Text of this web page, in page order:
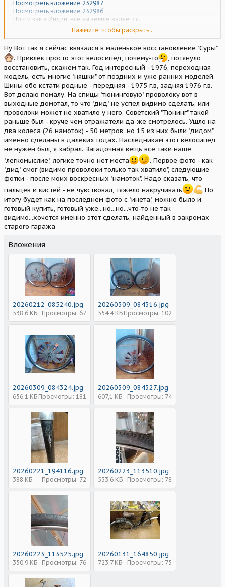
Посмотреть вложение 232987
Посмотреть вложение 232986
Почти как в Индии, все на земле валяется.
Посмотреть вложение 232985
Каждый раз когда возникает соблазн купить очередную
колхозную сноповязалку мы сталкиваемся со своим
легкомыслием) Тут логике нет места.
Нажмите, чтобы раскрыть...
Ну Вот так я сейчас ввязался в маленькое восстановление "Суры"
. Привлёк просто этот велосипед, почему-то
, потянуло
восстановить, скажем так. Год интересный - 1976, переходная
модель, есть многие "няшки" от поздних и уже ранних моделей.
Шины обе кстати родные - передняя - 1975 г.в, задняя 1976 г.в.
Вот делаю помалу. На спицы "тюнинговую" проволоку вот в
выходные домотал, то что "дид" не успел видимо сделать, или
проволоки может не хватило у него. Советский "Тюнинг" такой
раньше был - круче чем отражатели да-же смотрелось. Ушло на
два колеса (26 намоток) - 50 метров, но 15 из них были "дидом"
именно сделаны в далёких годах. Наследникам этот велосипед
не нужен был, я забрал. Загадочная вещь всё таки наше
"легкомыслие", логике точно нет места
. Первое фото - как
"дид" смог (видимо проволоки только так хватило", следующие
фотки - после моих воскресных "намоток". Надо сказать, что
пальцев и кистей - не чувствовал, тяжело накручивать
По
итогу будет как на последнем фото с "инета", можно было и
готовый купить, готовый уже...но...но...что-то не так
видимо...хочется именно этот сделать, найденный в закромах
старого гаража
Вложения
20260212_085240.jpg
538,6 КБ Просмотры: 67
20260309_084316.jpg
554,4 КБ Просмотры: 102
20260309_084324.jpg
656,1 КБ Просмотры: 181
20260309_084327.jpg
607,1 КБ Просмотры: 74
20260221_194116.jpg
388 КБ Просмотры: 72
20260223_113510.jpg
533,6 КБ Просмотры: 78
20260223_113525.jpg
350,9 КБ Просмотры: 76
20260131_164850.jpg
723,7 КБ Просмотры: 75